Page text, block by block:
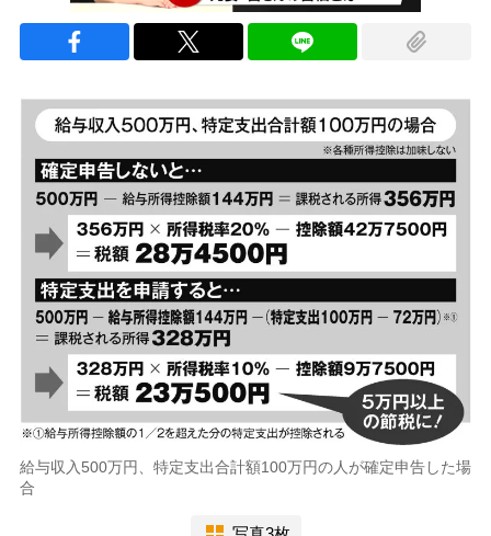
給与収入500万円、特定支出合計額100万円の人が確定申告した場
合